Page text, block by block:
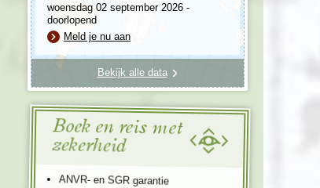
woensdag 02 september 2026 -
doorlopend
Meld je nu aan
Bekijk alle data
Boek en reis met
zekerheid
ANVR- en SGR garantie